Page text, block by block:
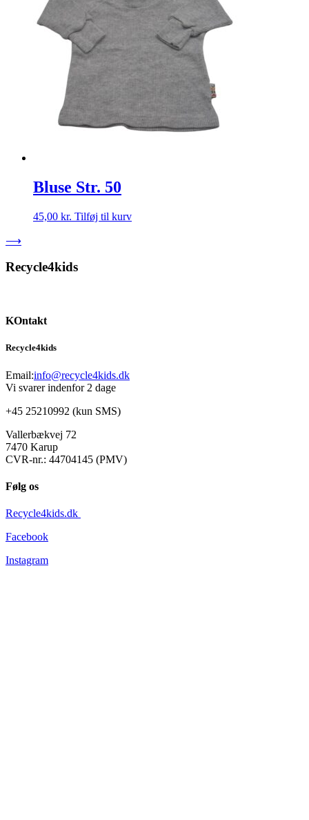
Bluse Str. 50
45,00 kr. Tilføj til kurv
⟶
Recycle4kids
KOntakt
Recycle4kids
Email:info@recycle4kids.dk
Vi svarer indenfor 2 dage
+45 25210992 (kun SMS)
Vallerbækvej 72
7470 Karup
CVR-nr.: 44704145 (PMV)
Følg os
Recycle4kids.dk
Facebook
Instagram